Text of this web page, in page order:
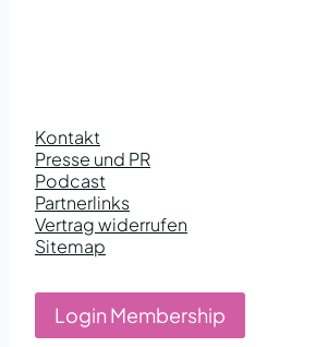
Kontakt
Presse und PR
Podcast
Partnerlinks
Vertrag widerrufen
Sitemap
Login Membership